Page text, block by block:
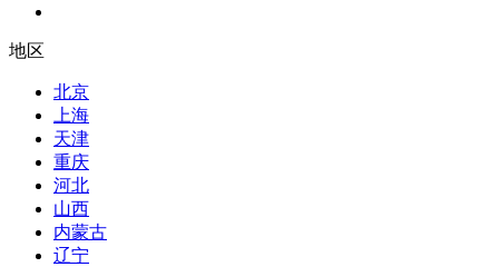
地区
北京
上海
天津
重庆
河北
山西
内蒙古
辽宁